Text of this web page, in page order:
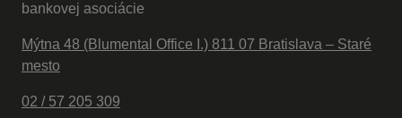
bankovej asociácie
Mýtna 48 (Blumental Office I.) 811 07 Bratislava – Staré
mesto
02 / 57 205 309